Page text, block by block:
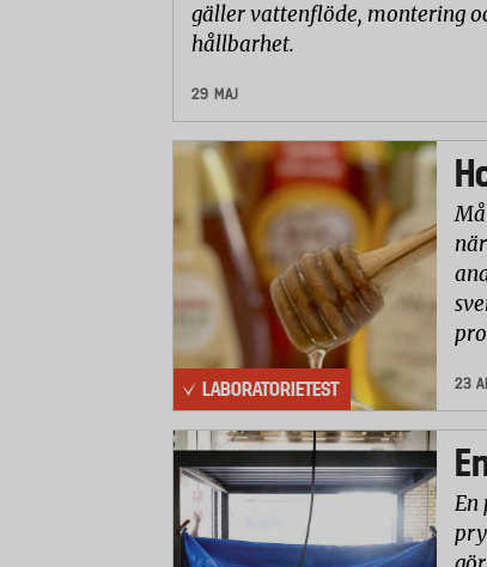
gäller vattenflöde, montering
hållbarhet.
29 MAJ
LABORATORIETEST 23
En